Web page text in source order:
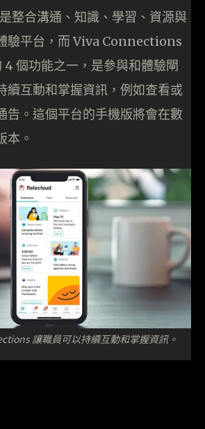
整合溝通、知識、學習、資源與
驗平台，而 Viva Connections
4 個功能之一，是參與和體驗閘
續互動和掌握資訊，例如查看或
告。這個平台的手機版將會在數
本。
讓職員可以持續互動和掌握資訊。